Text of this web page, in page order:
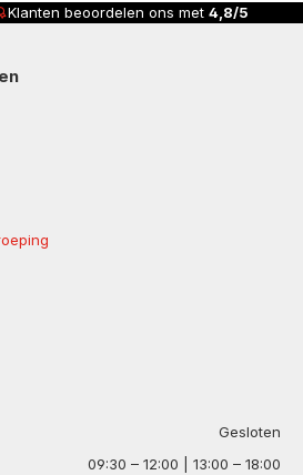
beoordelen ons met4,8/5
Gesloten
09:30 – 12:00 | 13:00 – 18:00